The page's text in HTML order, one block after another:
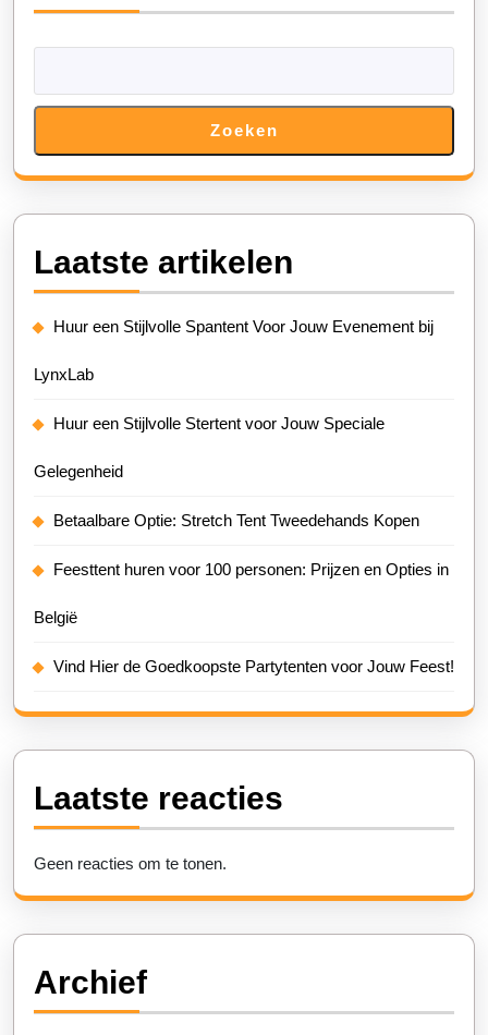
Zoeken
Laatste artikelen
Huur een Stijlvolle Spantent Voor Jouw Evenement bij
LynxLab
Huur een Stijlvolle Stertent voor Jouw Speciale
Gelegenheid
Betaalbare Optie: Stretch Tent Tweedehands Kopen
Feesttent huren voor 100 personen: Prijzen en Opties in
België
Vind Hier de Goedkoopste Partytenten voor Jouw Feest!
Laatste reacties
Geen reacties om te tonen.
Archief